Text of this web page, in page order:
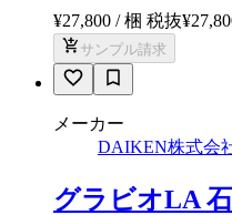
¥27,800 / 梱 税抜¥
サンプル請求
メーカー
DAIKEN株式会
グラビオLA